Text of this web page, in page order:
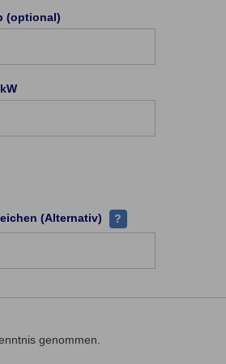
eindeutige Herstellerschlüssel-
(optional)
Typ-Schlüsselnummer
finden Sie in Ihrem Vertrag
(Alternativ) Alternativfeld, wenn
?
genommen.